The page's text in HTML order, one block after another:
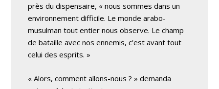
près du dispensaire, « nous sommes dans un
environnement difficile. Le monde arabo-
musulman tout entier nous observe. Le champ
de bataille avec nos ennemis, c’est avant tout
celui des esprits. »
« Alors, comment allons-nous ? » demanda